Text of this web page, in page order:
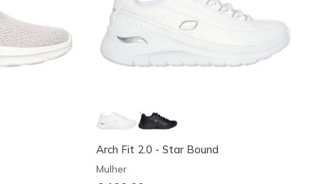
Arch Fit 2.0 - Star Bound
Mulher